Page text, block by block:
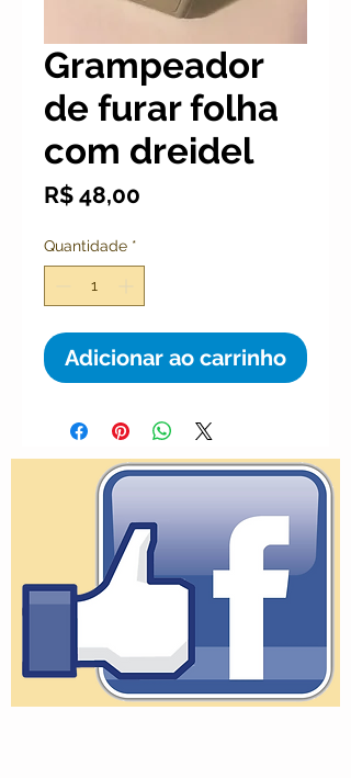
Grampeador
de furar folha
com dreidel
R$ 48,00
Quantidade *
Adicionar ao carrinho